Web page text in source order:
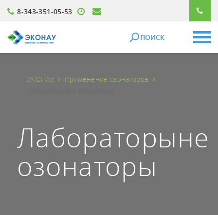
8-343-351-05-53
ПОИСК
ЭКОНАУ
Применение озонаторов
Лабораторыне
озонаторы